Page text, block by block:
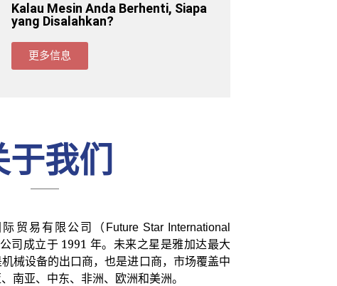
Kalau Mesin Anda Berhenti, Siapa
yang Disalahkan?
更多信息
于我们
贸易有限公司（Future Star International
司成立于 1991 年。未来之星是雅加达最大
械设备的出口商，也是进口商，市场覆盖中
南亚、中东、非洲、欧洲和美洲。